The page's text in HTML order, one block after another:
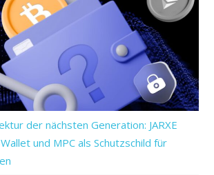
der nächsten Generation: JARXE
und MPC als Schutzschild für